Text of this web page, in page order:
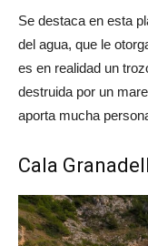
Se destaca en esta
del agua, que le
es en realidad un
destruida por un
aporta mucha
Cala